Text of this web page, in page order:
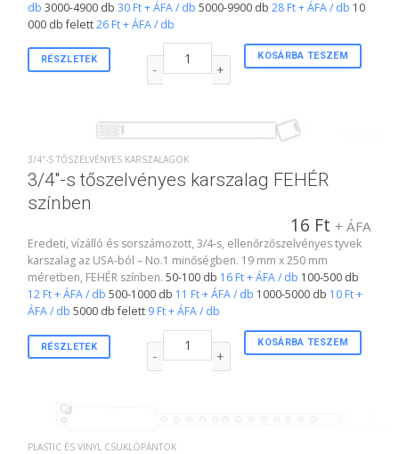
db 3000-4900 db 30 Ft + ÁFA / db 5000-9900 db 28 Ft + ÁFA / db 10
000 db felett26 Ft + ÁFA / db
RÉSZLETEK KOSÁRBA TESZEM
Plastic csuklópánt FEHÉR színben mennyiség
3/4″-S TŐSZELVÉNYES KARSZALAGOK
3/4″-s tőszelvényes karszalag FEHÉR
színben
16 Ft + ÁFA
Eredeti, vízálló és sorszámozott, 3/4-s, ellenőrzőszelvényes tyvek
karszalag az USA-ból – No.1 minőségben. 19 mm x 250 mm
méretben, FEHÉR színben.50-100 db 16 Ft + ÁFA / db 100-500 db
12 Ft + ÁFA / db 500-1000 db 11 Ft + ÁFA / db 1000-5000 db 10 Ft +
ÁFA / db 5000 db felett 9 Ft + ÁFA / db
RÉSZLETEK KOSÁRBA TESZEM
3/4"-s tőszelvényes karszalag FEHÉR színben
PLASTIC ÉS VINYL CSUKLÓPÁNTOK